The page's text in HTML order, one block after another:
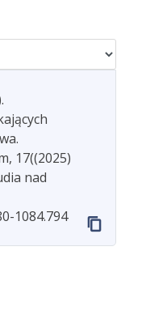
17((2025)
nad
1084.794